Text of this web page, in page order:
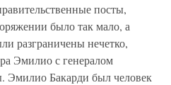
посты,
было так мало, а
разграничены нечетко,
Эмилио с генералом
Эмилио Бакарди был человек